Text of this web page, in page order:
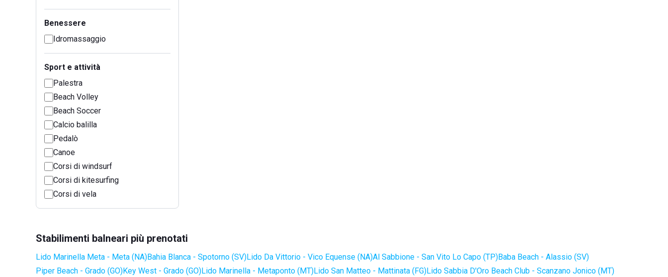
Benessere
Idromassaggio
Sport e attività
Palestra
Beach Volley
Beach Soccer
Calcio balilla
Pedalò
Canoe
Corsi di windsurf
Corsi di kitesurfing
Corsi di vela
Stabilimenti balneari più prenotati
Lido Marinella Meta - Meta (NA)Bahia Blanca - Spotorno (SV)Lido Da Vittorio - Vico Equense (NA)Al Sabbione - San Vito Lo Capo (TP)Baba Beach - Alassio (SV)
Piper Beach - Grado (GO)Key West - Grado (GO)Lido Marinella - Metaponto (MT)Lido San Matteo - Mattinata (FG)Lido Sabbia D'Oro Beach Club - Scanzano Jonico (MT)